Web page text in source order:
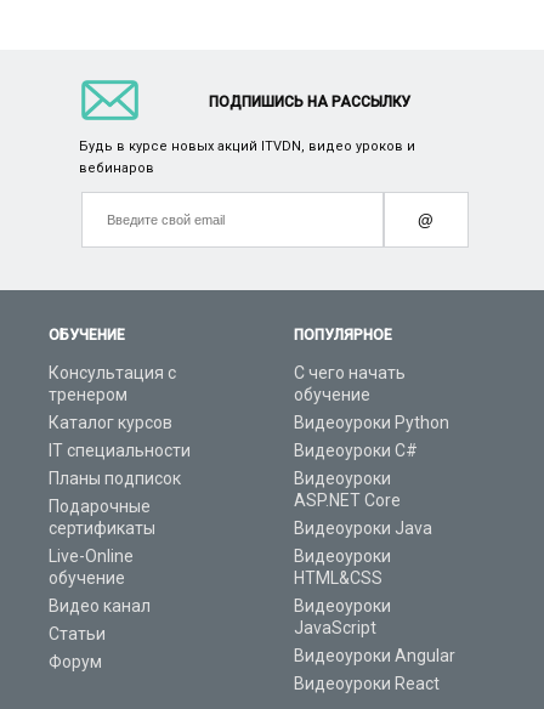
ОБУЧЕНИЕ
Консультация с
тренером
Каталог курсов
IT специальности
Планы подписок
Подарочные
сертификаты
Live-Online
обучение
Видео канал
Статьи
Форум
ПОПУЛЯРНОЕ
С чего начать
обучение
Видеоуроки Python
Видеоуроки C#
Видеоуроки
ASP.NET Core
Видеоуроки Java
Видеоуроки
HTML&CSS
Видеоуроки
JavaScript
Видеоуроки Angular
Видеоуроки React
ПОДПИШИСЬ НА РАССЫЛКУ
Будь в курсе новых акций ITVDN, видео уроков и
вебинаров
@